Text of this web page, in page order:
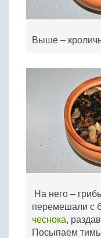
Выше –
На него –
перемешали с
чеснока,
Посыпаем